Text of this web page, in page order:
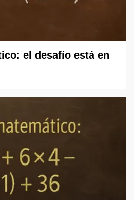
el desafío está en